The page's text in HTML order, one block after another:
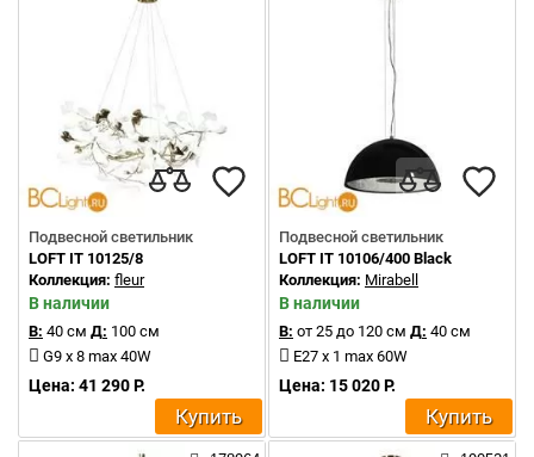
Подвесной светильник
LOFT IT 10125/8
Коллекция: fleur
В наличии
В: 40 см Д: 100 см
G9 x 8 max 40W
Цена: 41 290 Р.
Купить
Подвесной светильник
LOFT IT 10106/400 Black
Коллекция: Mirabell
В наличии
В: от 25 до 120 см Д: 40 см
E27 x 1 max 60W
Цена: 15 020 Р.
Купить